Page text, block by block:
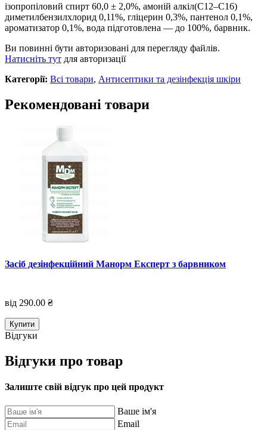
ізопропіловий спирт 60,0 ± 2,0%, амоній алкіл(C12–C16)
диметилбензилхлорид 0,11%, гліцерин 0,3%, пантенол 0,1%,
ароматизатор 0,1%, вода підготовлена — до 100%, барвник.
Ви повинні бути авторизовані для перегляду файлів.
Натисніть тут для авторизації
Категорії: Всі товари, Антисептики та дезінфекція шкіри
Рекомендовані товари
Засіб дезінфекційний Манорм Експерт з барвником
від 290.00 ₴
Купити
Відгуки
Відгуки про товар
Залиште свій відгук про цей продукт
Ваше ім'я
Email